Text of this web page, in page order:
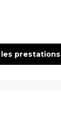
prestations